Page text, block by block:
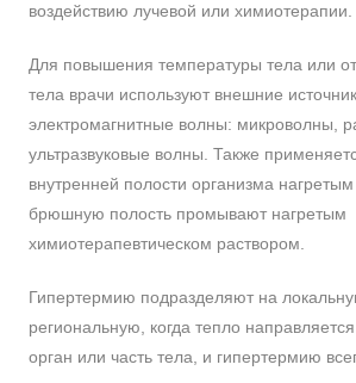
воздействию лучевой или химиотерапии.
Для повышения температуры тела или
тела врачи используют внешние
электромагнитные волны: микроволны,
ультразвуковые волны. Также
внутренней полости организма
брюшную полость промывают нагретым
химиотерапевтическом раствором.
Гипертермию подразделяют на
региональную, когда тепло
орган или часть тела, и гипертермию